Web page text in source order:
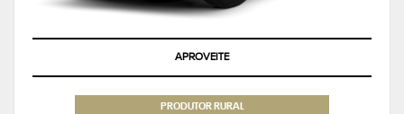
APROVEITE
PRODUTOR RURAL